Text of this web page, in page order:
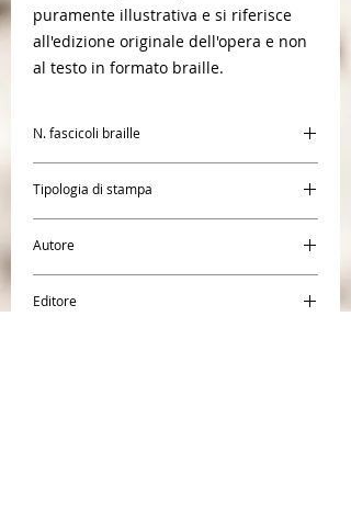
puramente illustrativa e si riferisce
all'edizione originale dell'opera e non
al testo in formato braille.
N. fascicoli braille
Tipologia di stampa
Autore
Editore